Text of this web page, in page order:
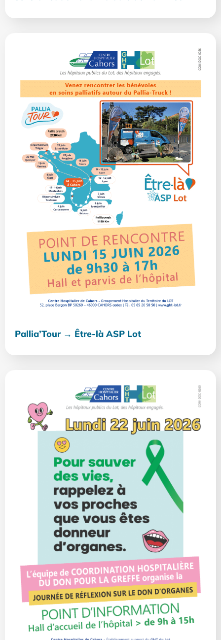
Pallia’Tour → Être-là ASP Lot